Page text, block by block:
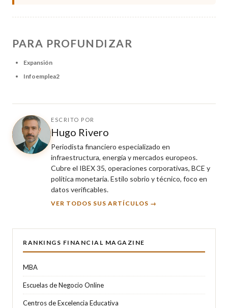
PARA PROFUNDIZAR
Expansión
Infoemplea2
ESCRITO POR
Hugo Rivero
Periodista financiero especializado en
infraestructura, energía y mercados europeos.
Cubre el IBEX 35, operaciones corporativas, BCE y
política monetaria. Estilo sobrio y técnico, foco en
datos verificables.
VER TODOS SUS ARTÍCULOS →
RANKINGS FINANCIAL MAGAZINE
MBA
Escuelas de Negocio Online
Centros de Excelencia Educativa